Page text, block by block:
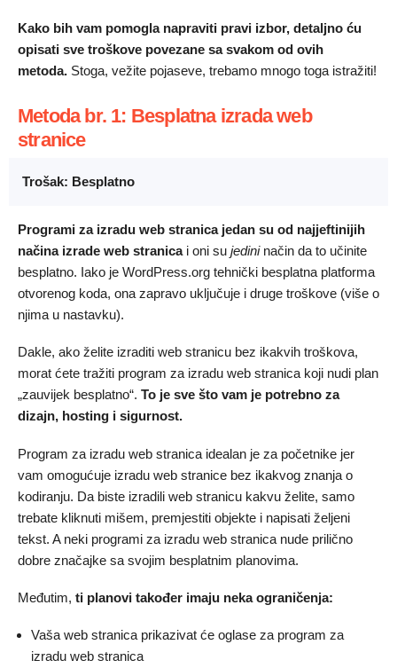
Kako bih vam pomogla napraviti pravi izbor, detaljno ću
opisati sve troškove povezane sa svakom od ovih
metoda. Stoga, vežite pojaseve, trebamo mnogo toga istražiti!
Metoda br. 1: Besplatna izrada web
stranice
Trošak: Besplatno
Programi za izradu web stranica jedan su od najjeftinijih
načina izrade web stranicai oni su jedininačin da to učinite
besplatno. Iako je WordPress.org tehnički besplatna platforma
otvorenog koda, ona zapravo uključuje i druge troškove (više o
njima u nastavku).
Dakle, ako želite izraditi web stranicu bez ikakvih troškova,
morat ćete tražiti program za izradu web stranica koji nudi plan
„zauvijek besplatno“. To je sve što vam je potrebno za
dizajn, hosting i sigurnost.
Program za izradu web stranica idealan je za početnike jer
vam omogućuje izradu web stranice bez ikakvog znanja o
kodiranju. Da biste izradili web stranicu kakvu želite, samo
trebate kliknuti mišem, premjestiti objekte i napisati željeni
tekst. A neki programi za izradu web stranica nude prilično
dobre značajke sa svojim besplatnim planovima.
Međutim, ti planovi također imaju neka ograničenja:
Vaša web stranica prikazivat će oglase za program za
izradu web stranica